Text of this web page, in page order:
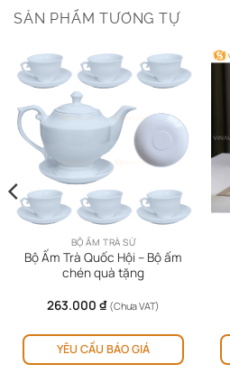
SẢN PHẨM TƯƠNG TỰ
BỘ ẤM TRÀ SỨ
Bộ Ấm Trà Quốc Hội – Bộ ấm
chén quà tặng
263.000 ₫ (Chưa VAT)
YÊU CẦU BÁO GIÁ